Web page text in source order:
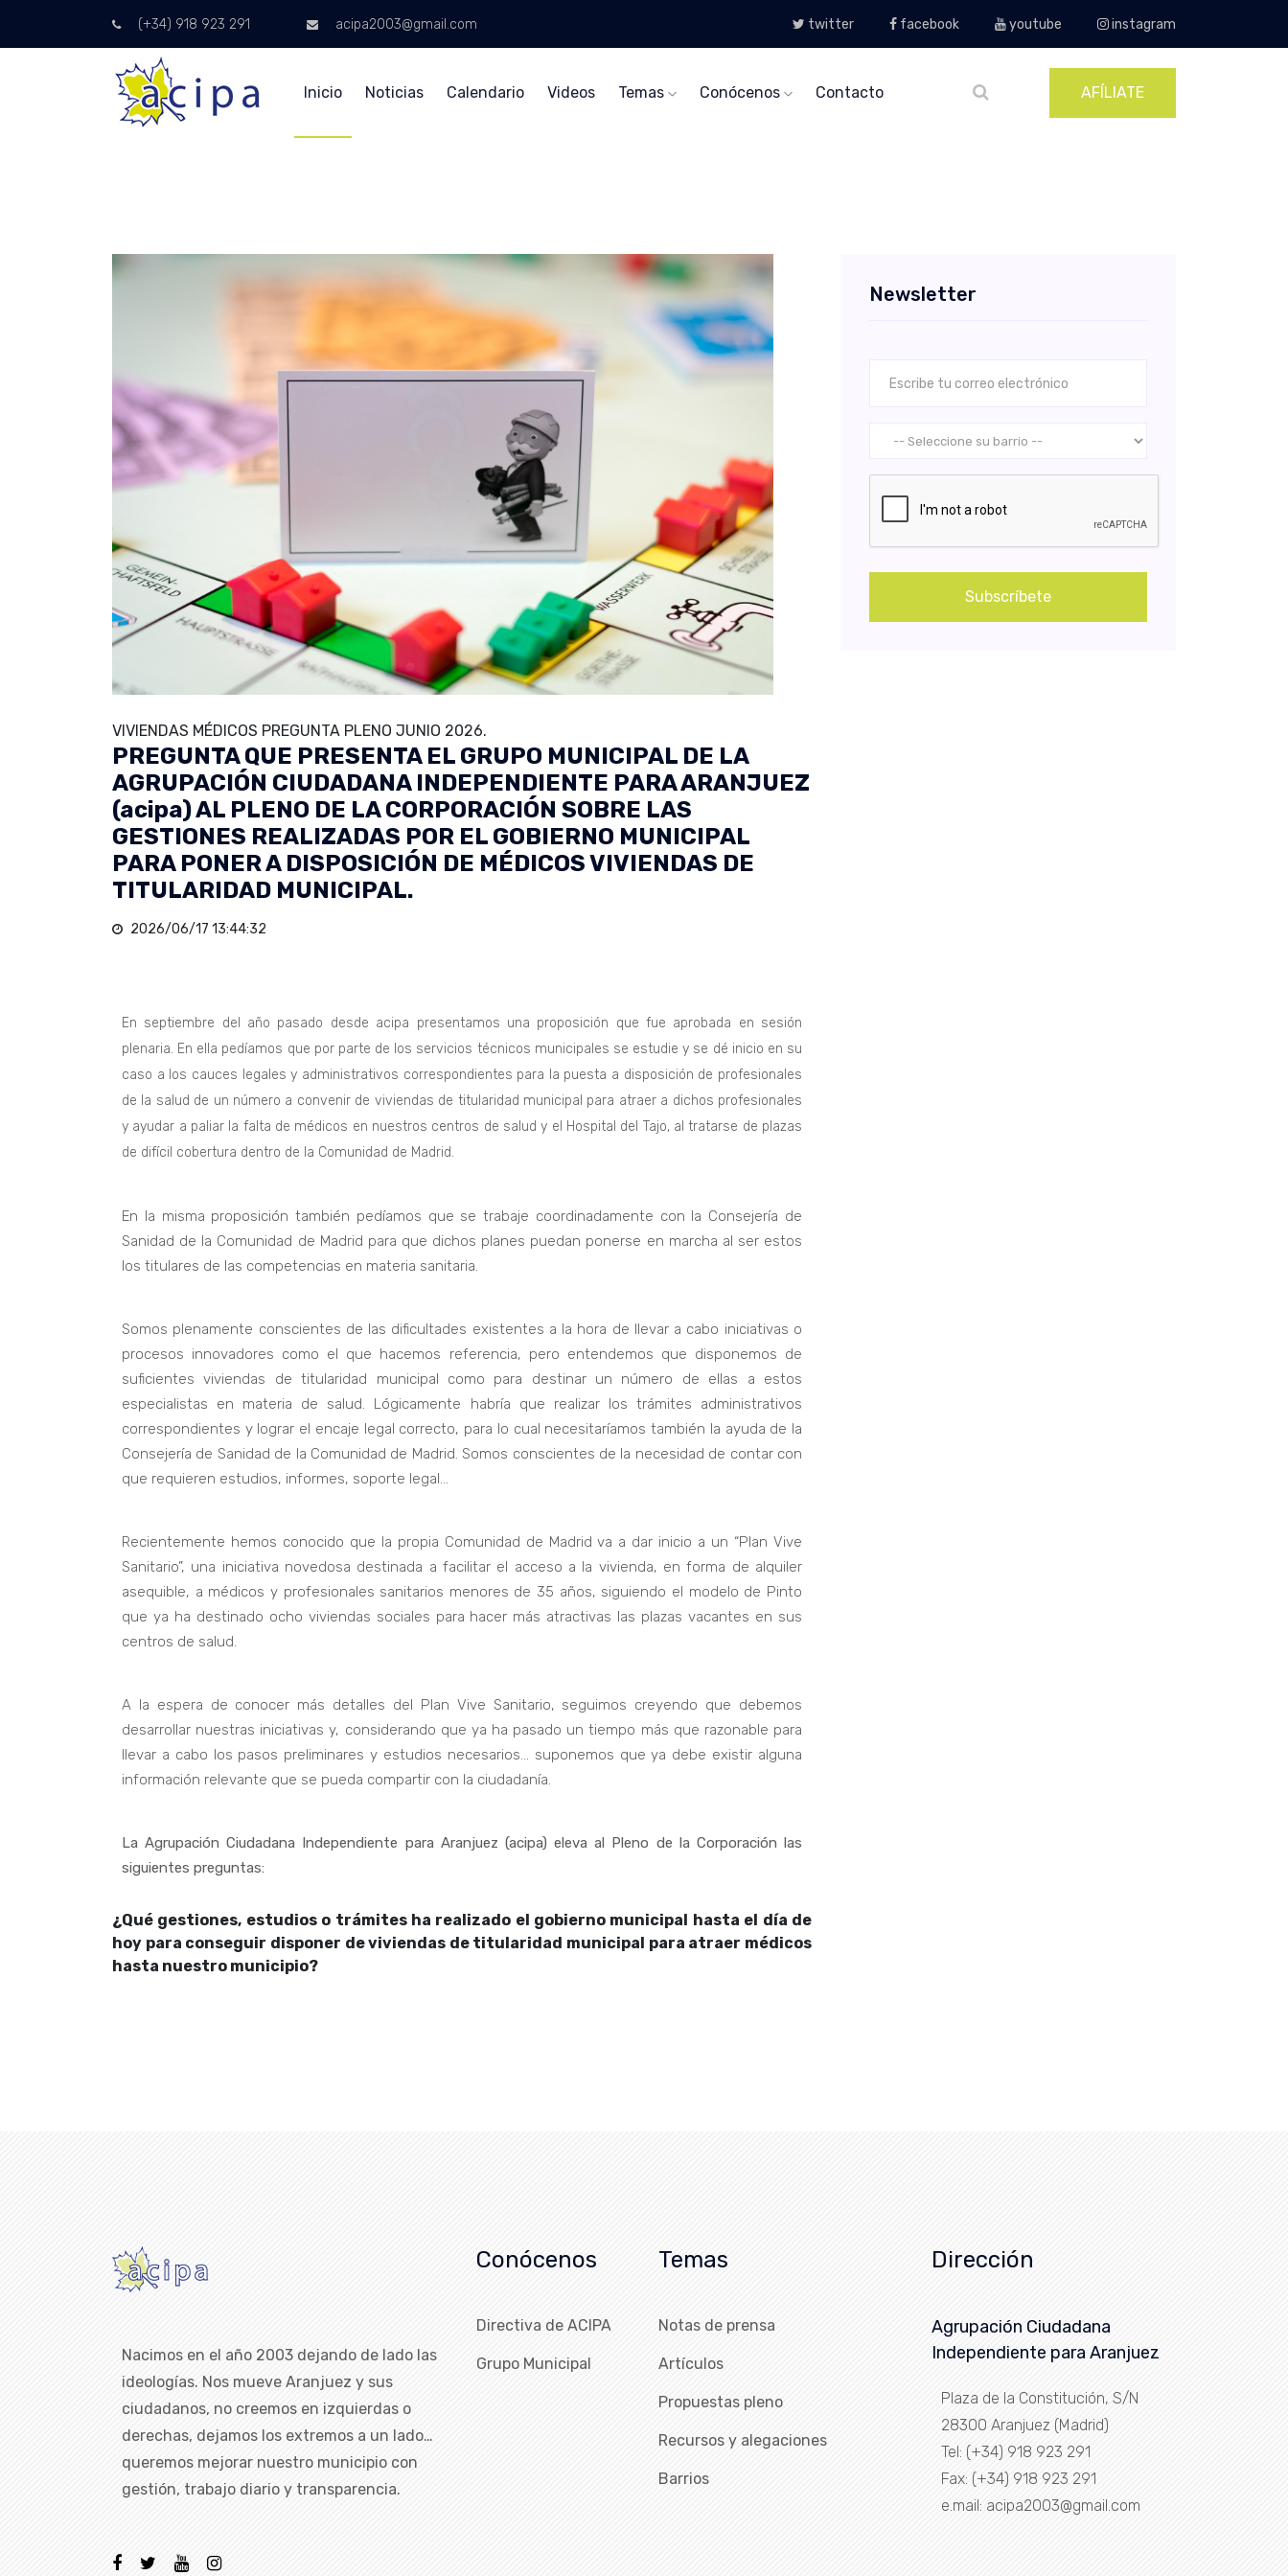
(+34) 918 923 291 acipa2003@gmail.com twitter facebook youtube instagram
Inicio Noticias Calendario Videos Temas Conócenos Contacto AFÍLIATE
VIVIENDAS MÉDICOS PREGUNTA PLENO JUNIO 2026.
PREGUNTA QUE PRESENTA EL GRUPO MUNICIPAL DE LA
AGRUPACIÓN CIUDADANA INDEPENDIENTE PARA ARANJUEZ
(acipa) AL PLENO DE LA CORPORACIÓN SOBRE LAS
GESTIONES REALIZADAS POR EL GOBIERNO MUNICIPAL
PARA PONER A DISPOSICIÓN DE MÉDICOS VIVIENDAS DE
TITULARIDAD MUNICIPAL.
2026/06/17 13:44:32
En septiembre del año pasado desde acipa presentamos una proposición que fue aprobada en sesión
plenaria. En ella pedíamos que por parte de los servicios técnicos municipales se estudie y se dé inicio en su
caso a los cauces legales y administrativos correspondientes para la puesta a disposición de profesionales
de la salud de un número a convenir de viviendas de titularidad municipal para atraer a dichos profesionales
y ayudar a paliar la falta de médicos en nuestros centros de salud y el Hospital del Tajo, al tratarse de plazas
de difícil cobertura dentro de la Comunidad de Madrid.
En la misma proposición también pedíamos que se trabaje coordinadamente con la Consejería de
Sanidad de la Comunidad de Madrid para que dichos planes puedan ponerse en marcha al ser estos
los titulares de las competencias en materia sanitaria.
Somos plenamente conscientes de las dificultades existentes a la hora de llevar a cabo iniciativas o
procesos innovadores como el que hacemos referencia, pero entendemos que disponemos de
suficientes viviendas de titularidad municipal como para destinar un número de ellas a estos
especialistas en materia de salud. Lógicamente habría que realizar los trámites administrativos
correspondientes y lograr el encaje legal correcto, para lo cual necesitaríamos también la ayuda de la
Consejería de Sanidad de la Comunidad de Madrid. Somos conscientes de la necesidad de contar con
que requieren estudios, informes, soporte legal…
Recientemente hemos conocido que la propia Comunidad de Madrid va a dar inicio a un “Plan Vive
Sanitario”, una iniciativa novedosa destinada a facilitar el acceso a la vivienda, en forma de alquiler
asequible, a médicos y profesionales sanitarios menores de 35 años, siguiendo el modelo de Pinto
que ya ha destinado ocho viviendas sociales para hacer más atractivas las plazas vacantes en sus
centros de salud.
A la espera de conocer más detalles del Plan Vive Sanitario, seguimos creyendo que debemos
desarrollar nuestras iniciativas y, considerando que ya ha pasado un tiempo más que razonable para
llevar a cabo los pasos preliminares y estudios necesarios… suponemos que ya debe existir alguna
información relevante que se pueda compartir con la ciudadanía.
La Agrupación Ciudadana Independiente para Aranjuez (acipa) eleva al Pleno de la Corporación las
siguientes preguntas:
¿Qué gestiones, estudios o trámites ha realizado el gobierno municipal hasta el día de
hoy para conseguir disponer de viviendas de titularidad municipal para atraer médicos
hasta nuestro municipio?
Newsletter
Subscríbete
Nacimos en el año 2003 dejando de lado las
ideologías. Nos mueve Aranjuez y sus
ciudadanos, no creemos en izquierdas o
derechas, dejamos los extremos a un lado…
queremos mejorar nuestro municipio con
gestión, trabajo diario y transparencia.
Conócenos
Directiva de ACIPA
Grupo Municipal
Temas
Notas de prensa
Artículos
Propuestas pleno
Recursos y alegaciones
Barrios
Dirección
Agrupación Ciudadana
Independiente para Aranjuez
Plaza de la Constitución, S/N
28300 Aranjuez (Madrid)
Tel: (+34) 918 923 291
Fax: (+34) 918 923 291
e.mail: acipa2003@gmail.com